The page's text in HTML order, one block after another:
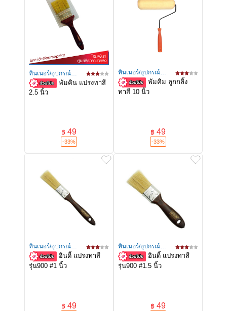
ทินเนอร์/อุปกรณ์
ทาสี
พัมคิน แปรงทาสี
2.5 นิ้ว
฿ 49
-33%
ทินเนอร์/อุปกรณ์
ทาสี
พัมคิม ลูกกลิ้ง
ทาสี 10 นิ้ว
฿ 49
-33%
ทินเนอร์/อุปกรณ์
ทาสี
อินดี้ แปรงทาสี
รุ่น900 #1 นิ้ว
฿ 49
ทินเนอร์/อุปกรณ์
ทาสี
อินดี้ แปรงทาสี
รุ่น900 #1.5 นิ้ว
฿ 49